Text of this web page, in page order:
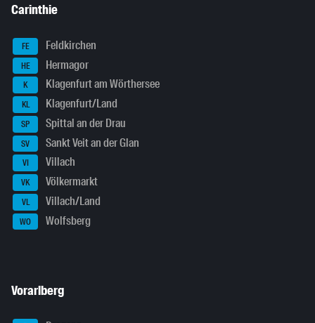
Carinthie
FE Feldkirchen
HE Hermagor
K Klagenfurt am Wörthersee
KL Klagenfurt/Land
SP Spittal an der Drau
SV Sankt Veit an der Glan
VI Villach
VK Völkermarkt
VL Villach/Land
WO Wolfsberg
Vorarlberg